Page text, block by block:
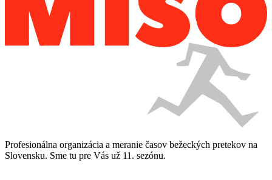
Profesionálna organizácia a meranie časov bežeckých pretekov na
Slovensku. Sme tu pre Vás už 11. sezónu.